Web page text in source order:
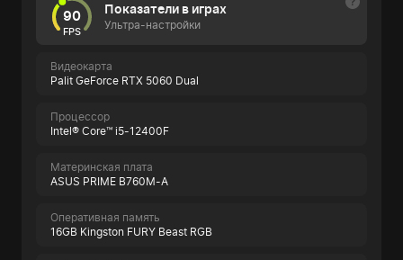
90
FPS
Показатели в играх
Ультра-настройки
Видеокарта
Palit GeForce RTX 5060 Dual
Процессор
Intel® Core™ i5-12400F
Материнская плата
ASUS PRIME B760M-A
Оперативная память
16GB Kingston FURY Beast RGB